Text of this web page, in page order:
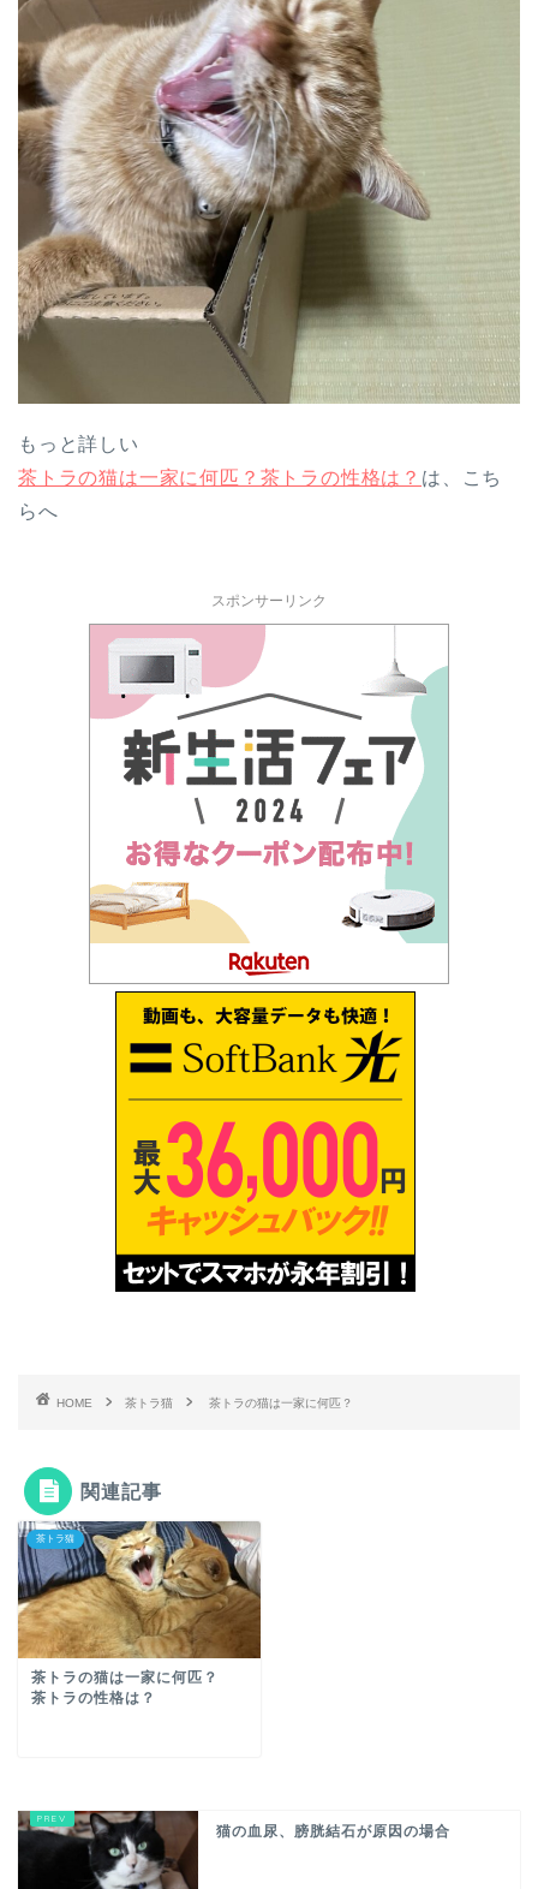
もっと詳しい
茶トラの猫は一家に何匹？茶トラの性格は？ は、こち
らへ
スポンサーリンク
HOME 茶トラ猫 茶トラの猫は一家に何匹？
関連記事
茶トラ猫
茶トラの猫は一家に何匹？
茶トラの性格は？
猫の血尿、膀胱結石が原因の場合